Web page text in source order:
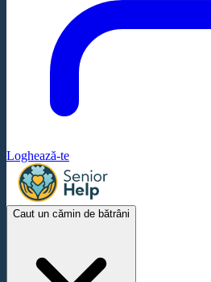
Loghează-te
Caut un cămin de bătrâni